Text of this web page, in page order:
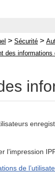
> Sécurité >
des
l’impression
de